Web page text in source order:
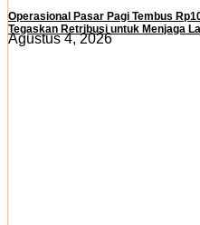
Operasional Pasar Pagi Tembus
Tegaskan Retribusi untuk Menjaga
Agustus 4, 2026